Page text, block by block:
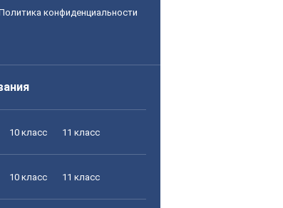
конфиденциальности
10 класс 11 класс
10 класс 11 класс